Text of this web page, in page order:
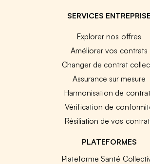
SERVICES ENTREPRISE
Explorer nos offres
Améliorer vos contrats
Changer de contrat
Assurance sur mesure
Harmonisation de
Vérification de
Résiliation de vos
PLATEFORMES
Plateforme Santé